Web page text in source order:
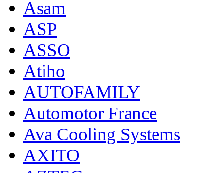
Asam
ASP
ASSO
Atiho
AUTOFAMILY
Automotor France
Ava Cooling Systems
AXITO